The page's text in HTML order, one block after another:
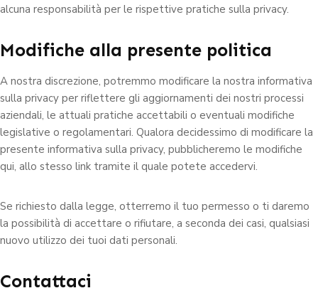
alcuna responsabilità per le rispettive pratiche sulla privacy.
Modifiche alla presente politica
A nostra discrezione, potremmo modificare la nostra informativa
sulla privacy per riflettere gli aggiornamenti dei nostri processi
aziendali, le attuali pratiche accettabili o eventuali modifiche
legislative o regolamentari. Qualora decidessimo di modificare la
presente informativa sulla privacy, pubblicheremo le modifiche
qui, allo stesso link tramite il quale potete accedervi.
Se richiesto dalla legge, otterremo il tuo permesso o ti daremo
la possibilità di accettare o rifiutare, a seconda dei casi, qualsiasi
nuovo utilizzo dei tuoi dati personali.
Contattaci